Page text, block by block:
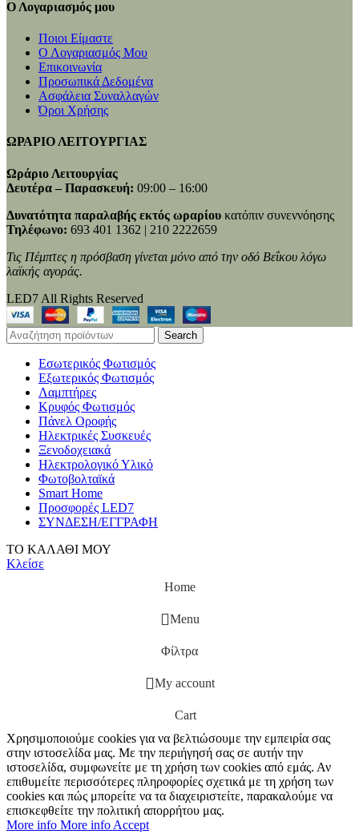
Ο Λογαριασμός μου
Ποιοι Είμαστε
Ο Λογαριασμός Μου
Επικοινωνία
Προσωπικά Δεδομένα
Ασφάλεια Συναλλαγών
Όροι Χρήσης
ΩΡΑΡΙΟ ΛΕΙΤΟΥΡΓΙΑΣ
Ωράριο Λειτουργίας
Δευτέρα – Παρασκευή: 09:00 – 16:00
Δυνατότητα παραλαβής εκτός ωραρίου κατόπιν συνεννόησης
Τηλέφωνο: 693 401 1362 | 210 2222659
Τις Πέμπτες η πρόσβαση γίνεται μόνο από την οδό Βεΐκου λόγω
λαϊκής αγοράς.
LED7 All Rights Reserved
Search
Εσωτερικός Φωτισμός
Εξωτερικός Φωτισμός
Λαμπτήρες
Κρυφός Φωτισμός
Πάνελ Οροφής
Ηλεκτρικές Συσκευές
Ξενοδοχειακά
Ηλεκτρολογικό Υλικό
Φωτοβολταϊκά
Smart Home
Προσφορές LED7
ΣΥΝΔΕΣΗ/ΕΓΓΡΑΦΗ
ΤΟ ΚΑΛΑΘΙ ΜΟΥ
Κλείσε
Home
Menu
Φίλτρα
My account
Cart
Χρησιμοποιούμε cookies για να βελτιώσουμε την εμπειρία σας
στην ιστοσελίδα μας. Με την περιήγησή σας σε αυτήν την
ιστοσελίδα, συμφωνείτε με τη χρήση των cookies από εμάς. Αν
επιθυμείτε περισσότερες πληροφορίες σχετικά με τη χρήση των
cookies και πώς μπορείτε να τα διαχειριστείτε, παρακαλούμε να
επισκεφθείτε την πολιτική απορρήτου μας.
More info More info Accept